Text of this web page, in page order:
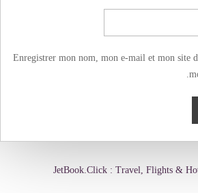
Enregistrer mon nom, mon e-mail et mon site
JetBook.Click : Travel, Flights &